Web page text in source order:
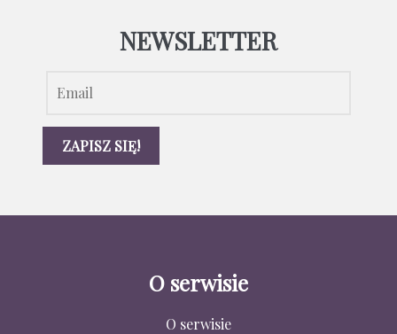
NEWSLETTER
O serwisie
O serwisie